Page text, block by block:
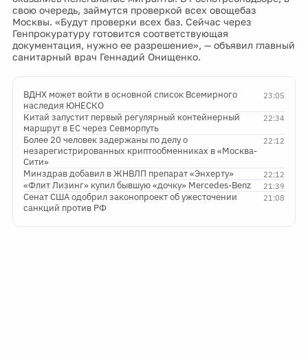
свою очередь, займутся проверкой всех овощебаз
Москвы. «Будут проверки всех баз. Сейчас через
Генпрокуратуру готовится соответствующая
документация, нужно ее разрешение», — объявил главный
санитарный врач Геннадий Онищенко.
23:05
ВДНХ может войти в основной список Всемирного
наследия ЮНЕСКО
22:34
Китай запустит первый регулярный контейнерный
маршрут в ЕС через Севморпуть
22:12
Более 20 человек задержаны по делу о
незарегистрированных криптообменниках в «Москва-
Сити»
22:12
Минздрав добавил в ЖНВЛП препарат «Энхерту»
21:39
«Флит Лизинг» купил бывшую «дочку» Mercedes-Benz
21:08
Сенат США одобрил законопроект об ужесточении
санкций против РФ